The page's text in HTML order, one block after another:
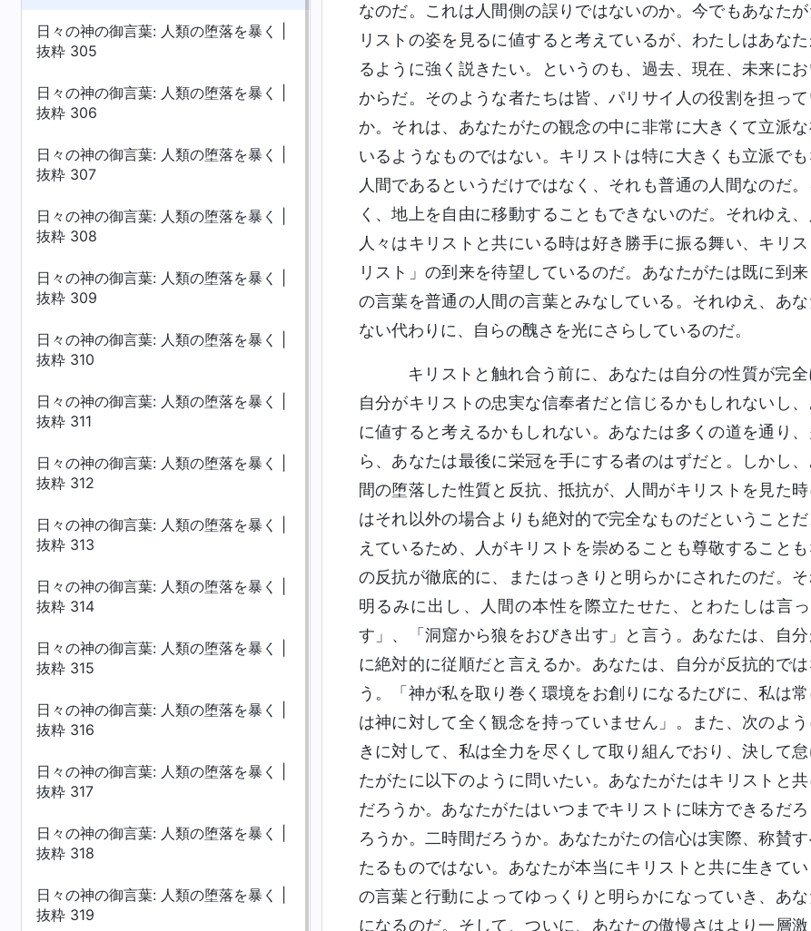
日々の神の御言葉: 人類の堕落を暴く |
抜粋 305
日々の神の御言葉: 人類の堕落を暴く |
抜粋 306
日々の神の御言葉: 人類の堕落を暴く |
抜粋 307
日々の神の御言葉: 人類の堕落を暴く |
抜粋 308
日々の神の御言葉: 人類の堕落を暴く |
抜粋 309
日々の神の御言葉: 人類の堕落を暴く |
抜粋 310
日々の神の御言葉: 人類の堕落を暴く |
抜粋 311
日々の神の御言葉: 人類の堕落を暴く |
抜粋 312
日々の神の御言葉: 人類の堕落を暴く |
抜粋 313
日々の神の御言葉: 人類の堕落を暴く |
抜粋 314
日々の神の御言葉: 人類の堕落を暴く |
抜粋 315
日々の神の御言葉: 人類の堕落を暴く |
抜粋 316
日々の神の御言葉: 人類の堕落を暴く |
抜粋 317
日々の神の御言葉: 人類の堕落を暴く |
抜粋 318
日々の神の御言葉: 人類の堕落を暴く |
抜粋 319
なのだ。これは人間側の誤りではないのか。今でもあなた
リストの姿を見るに値すると考えているが、わたしはあな
るように強く説きたい。というのも、過去、現在、未来に
からだ。そのような者たちは皆、パリサイ人の役割を担っ
か。それは、あなたがたの観念の中に非常に大きくて立派
いるようなものではない。キリストは特に大きくも立派で
人間であるというだけではなく、それも普通の人間なのだ
く、地上を自由に移動することもできないのだ。それゆえ
人々はキリストと共にいる時は好き勝手に振る舞い、キリ
リスト」の到来を待望しているのだ。あなたがたは既に到
の言葉を普通の人間の言葉とみなしている。それゆえ、あ
ない代わりに、自らの醜さを光にさらしているのだ。
キリストと触れ合う前に、あなたは自分の性質が完
自分がキリストの忠実な信奉者だと信じるかもしれないし
に値すると考えるかもしれない。あなたは多くの道を通り
ら、あなたは最後に栄冠を手にする者のはずだと。しかし
間の堕落した性質と反抗、抵抗が、人間がキリストを見た
はそれ以外の場合よりも絶対的で完全なものだということ
えているため、人がキリストを崇めることも尊敬すること
の反抗が徹底的に、またはっきりと明らかにされたのだ。
明るみに出し、人間の本性を際立たせた、とわたしは言
す」、「洞窟から狼をおびき出す」と言う。あなたは、自
に絶対的に従順だと言えるか。あなたは、自分が反抗的で
う。「神が私を取り巻く環境をお創りになるたびに、私は
は神に対して全く観念を持っていません」。また、次のよ
きに対して、私は全力を尽くして取り組んでおり、決して
たがたに以下のように問いたい。あなたがたはキリストと
だろうか。あなたがたはいつまでキリストに味方できるだ
ろうか。二時間だろうか。あなたがたの信心は実際、称賛
たるものではない。あなたが本当にキリストと共に生きて
の言葉と行動によってゆっくりと明らかになっていき、あ
になるのだ。そして、ついに、あなたの傲慢さはより一層